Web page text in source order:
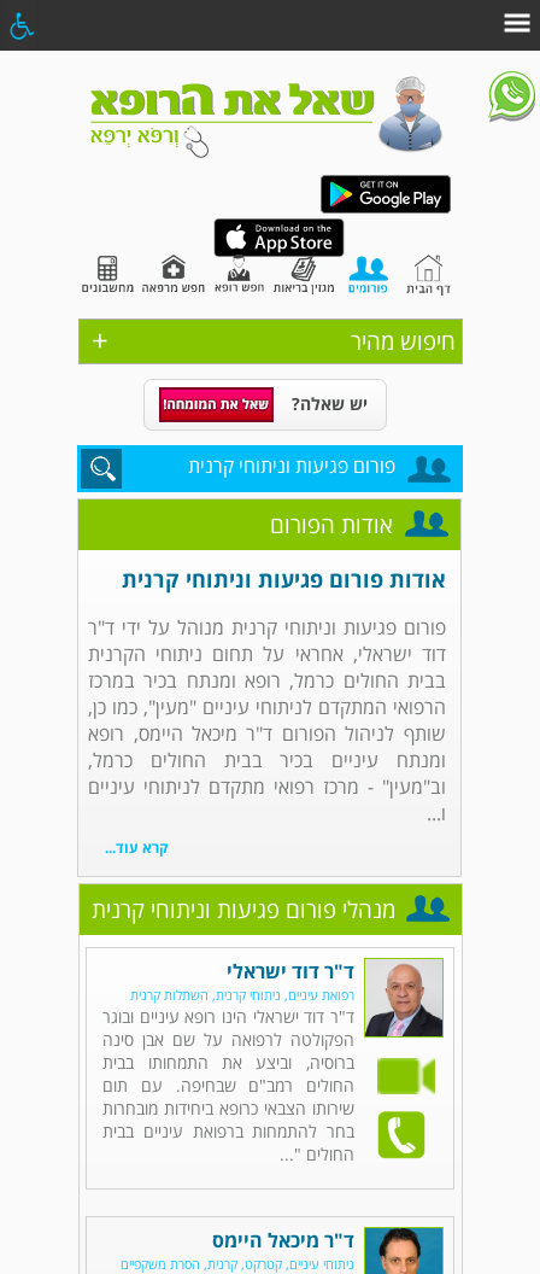
+ חיפוש מהיר
יש שאלה?
פורום פגיעות וניתוחי קרנית
אודות הפורום
אודות פורום פגיעות וניתוחי קרנית
פורום פגיעות וניתוחי קרנית מנוהל על ידי ד"ר
דוד ישראלי, אחראי על תחום ניתוחי הקרנית
בבית החולים כרמל, רופא ומנתח בכיר במרכז
הרפואי המתקדם לניתוחי עיניים "מעין", כמו כן,
שותף לניהול הפורום ד"ר מיכאל היימס, רופא
ומנתח עיניים בכיר בבית החולים כרמל,
וב"מעין" - מרכז רפואי מתקדם לניתוחי עיניים
ו...
קרא עוד...
מנהלי פורום פגיעות וניתוחי קרנית
ד"ר דוד ישראלי
רפואת עיניים, ניתוחי קרנית, השתלות קרנית
ד"ר דוד ישראלי הינו רופא עיניים ובוגר
הפקולטה לרפואה על שם אבן סינה
ברוסיה, וביצע את התמחותו בבית
החולים רמב"ם שבחיפה. עם תום
שירותו הצבאי כרופא ביחידות מובחרות
בחר להתמחות ברפואת עיניים בבית
החולים "...
ד"ר מיכאל היימס
ניתוחי עיניים, קטרקט, קרנית, הסרת משקפיים